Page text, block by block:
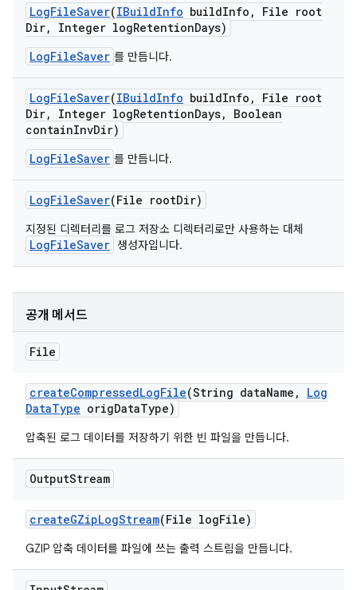
LogFileSaver(IBuildInfo buildInfo ,
File root
Dir, Integer logRetentionDays)
LogFileSaver 를 만듭니다.
LogFileSaver(IBuildInfo buildInfo ,
File root
Dir, Integer logRetentionDays,
Boolean
containInvDir)
LogFileSaver 를 만듭니다.
LogFileSaver(File rootDir)
지정된 디렉터리를 로그 저장소 디렉터리로만 사용하는 대체
LogFileSaver 생성자입니다.
공개 메서드
File
createCompressedLogFile(String dataName ,
Log
DataType origDataType)
압축된 로그 데이터를 저장하기 위한 빈 파일을 만듭니다.
OutputStream
createGZipLogStream(File logFile)
GZIP 압축 데이터를 파일에 쓰는 출력 스트림을 만듭니다.